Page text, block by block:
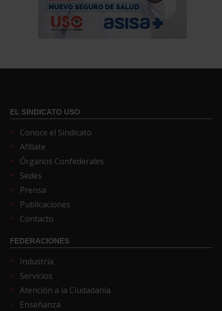
EL SINDICATO USO
Conoce el Sindicato
Afíliate
Órganos Confederales
Sedes
Prensa
Publicaciones
Contacto
FEDERACIONES
Industria
Servicios
Atención a la Ciudadanía
Enseñanza